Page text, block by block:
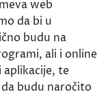
web
da bi u
budu na
ali i online
te
budu naročito